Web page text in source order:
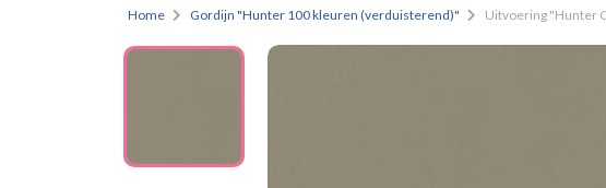
Home Gordijn "Hunter 100 kleuren (verduisterend)" Uitvoering "Hunter